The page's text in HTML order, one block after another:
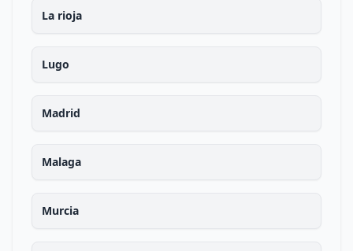
La rioja
Lugo
Madrid
Malaga
Murcia